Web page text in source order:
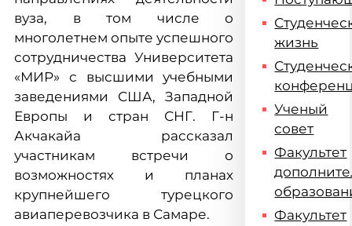
вуза, в том числе о
многолетнем опыте успешного
сотрудничества Университета
«МИР» с высшими учебными
заведениями США, Западной
Европы и стран СНГ. Г-н
Акчакайа рассказал
участникам встречи о
возможностях и планах
крупнейшего турецкого
авиаперевозчика в Самаре.
жизнь
Ученый
совет
Факультет
Факультет